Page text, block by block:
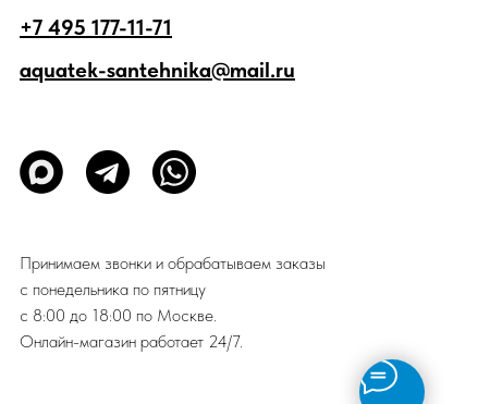
+7 495 177-11-71
aquatek-santehnika@mail.ru
Принимаем звонки и обрабатываем заказы
с понедельника по пятницу
с 8:00 до 18:00 по Москве.
Онлайн-магазин работает 24/7.